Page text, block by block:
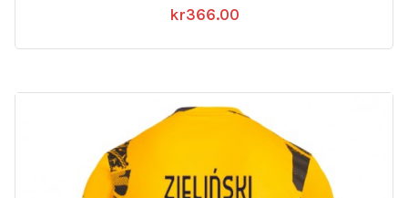
kr366.00